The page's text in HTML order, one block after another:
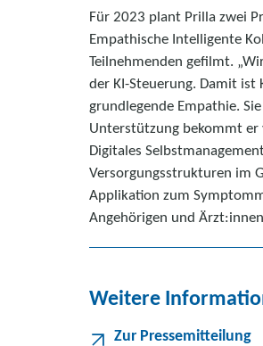
Für 2023 plant Prilla zwei
Empathische Intelligente
Teilnehmenden gefilmt.
der KI-Steuerung. Damit
grundlegende Empathie.
Unterstützung bekommt er
Digitales
Versorgungsstrukturen im
Applikation zum
Angehörigen und
Weitere
Zur Pressemitteilung